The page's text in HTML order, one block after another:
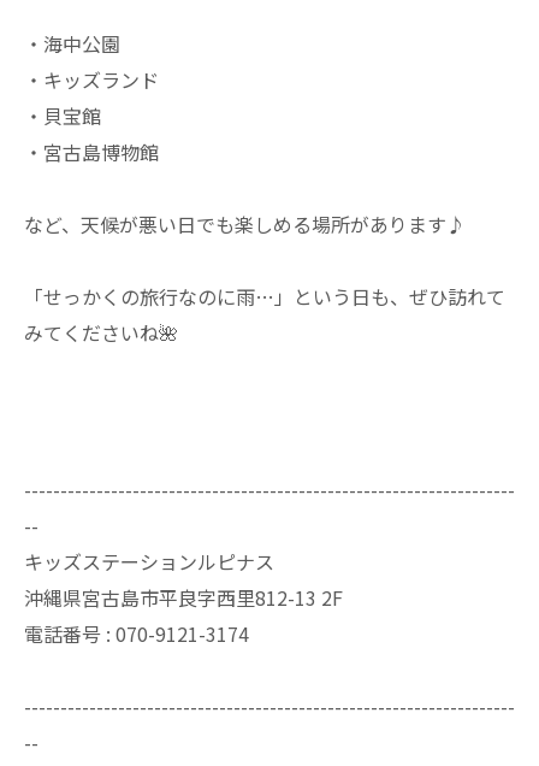
・海中公園
・キッズランド
・貝宝館
・宮古島博物館
など、天候が悪い日でも楽しめる場所があります♪
「せっかくの旅行なのに雨…」という日も、ぜひ訪れて
みてくださいね🌺
--------------------------------------------------------------------
--
キッズステーションルピナス
沖縄県宮古島市平良字西里812-13 2F
電話番号 : 070-9121-3174
--------------------------------------------------------------------
--